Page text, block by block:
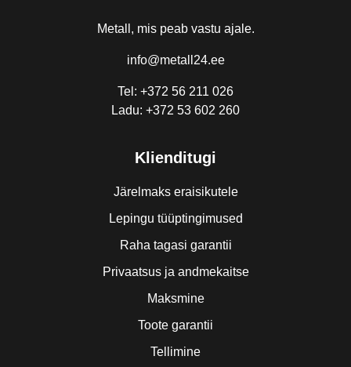
Metall, mis peab vastu ajale.
info@metall24.ee
Tel: +372 56 211 026
Ladu: +372 53 602 260
Klienditugi
Järelmaks eraisikutele
Lepingu tüüptingimused
Raha tagasi garantii
Privaatsus ja andmekaitse
Maksmine
Toote garantii
Tellimine